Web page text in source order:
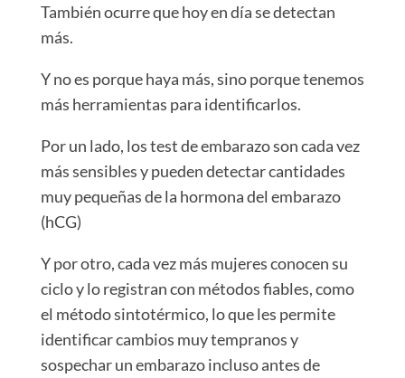
También ocurre que hoy en día se detectan
más.
Y no es porque haya más, sino porque tenemos
más herramientas para identificarlos.
Por un lado, los test de embarazo son cada vez
más sensibles y pueden detectar cantidades
muy pequeñas de la hormona del embarazo
(hCG)
Y por otro, cada vez más mujeres conocen su
ciclo y lo registran con métodos fiables, como
el método sintotérmico, lo que les permite
identificar cambios muy tempranos y
sospechar un embarazo incluso antes de